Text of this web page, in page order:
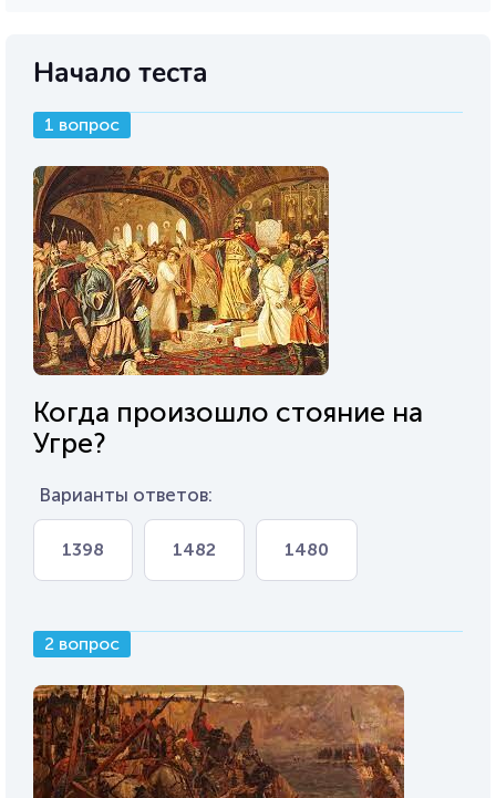
Начало теста
1 вопрос
Когда произошло стояние на
Угре?
Варианты ответов:
1398 1482 1480
2 вопрос